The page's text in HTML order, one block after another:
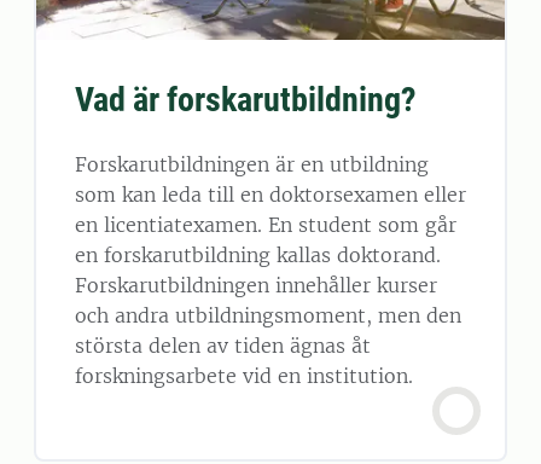
Vad är forskarutbildning?
Forskarutbildningen är en utbildning
som kan leda till en doktorsexamen eller
en licentiatexamen. En student som går
en forskarutbildning kallas doktorand.
Forskarutbildningen innehåller kurser
och andra utbildningsmoment, men den
största delen av tiden ägnas åt
forskningsarbete vid en institution.